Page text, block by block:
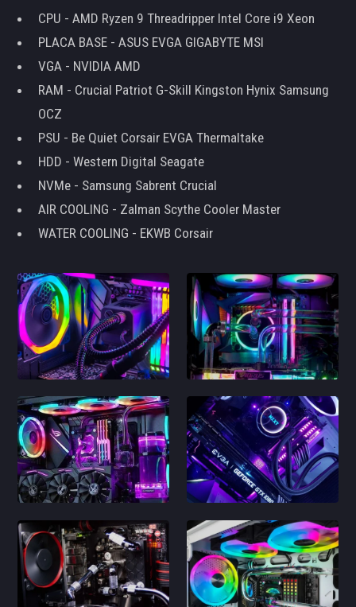
CPU - AMD Ryzen 9 Threadripper Intel Core i9 Xeon
PLACA BASE - ASUS EVGA GIGABYTE MSI
VGA - NVIDIA AMD
RAM - Crucial Patriot G-Skill Kingston Hynix Samsung
OCZ
PSU - Be Quiet Corsair EVGA Thermaltake
HDD - Western Digital Seagate
NVMe - Samsung Sabrent Crucial
AIR COOLING - Zalman Scythe Cooler Master
WATER COOLING - EKWB Corsair